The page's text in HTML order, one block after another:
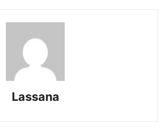
Lassana